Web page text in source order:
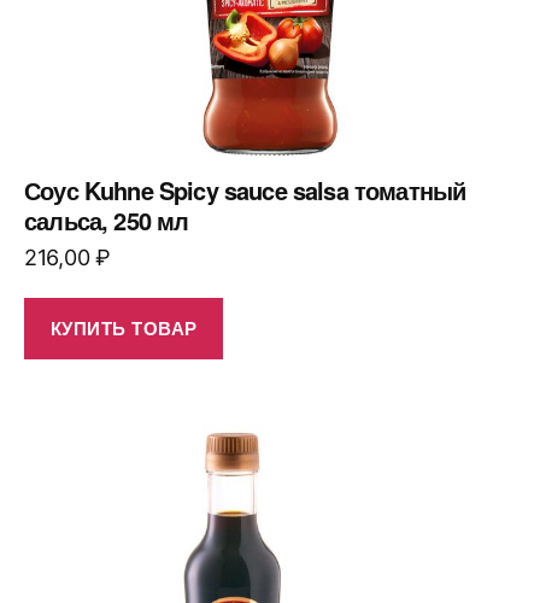
Соус Kuhne Spicy sauce salsa томатный
сальса, 250 мл
216,00₽
КУПИТЬ ТОВАР